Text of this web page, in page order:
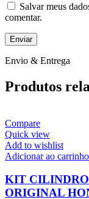
Salvar meus
comentar.
Envio & Entrega
Produtos
Compare
Quick view
Add to wishlist
Adicionar ao carrinho
KIT CILINDRO
ORIGINAL